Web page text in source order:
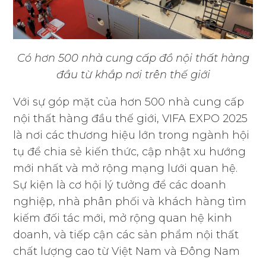
Có hơn 500 nhà cung cấp đồ nội thất hàng
đầu từ khắp nơi trên thế giới
Với sự góp mặt của hơn 500 nhà cung cấp
nội thất hàng đầu thế giới, VIFA EXPO 2025
là nơi các thương hiệu lớn trong ngành hội
tụ để chia sẻ kiến thức, cập nhật xu hướng
mới nhất và mở rộng mạng lưới quan hệ.
Sự kiện là cơ hội lý tưởng để các doanh
nghiệp, nhà phân phối và khách hàng tìm
kiếm đối tác mới, mở rộng quan hệ kinh
doanh, và tiếp cận các sản phẩm nội thất
chất lượng cao từ Việt Nam và Đông Nam